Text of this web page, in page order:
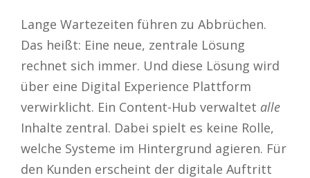
Lange Wartezeiten führen zu Abbrüchen.
Das heißt: Eine neue, zentrale Lösung
rechnet sich immer. Und diese Lösung wird
über eine Digital Experience Plattform
verwirklicht. Ein Content-Hub verwaltet alle
Inhalte zentral. Dabei spielt es keine Rolle,
welche Systeme im Hintergrund agieren. Für
den Kunden erscheint der digitale Auftritt